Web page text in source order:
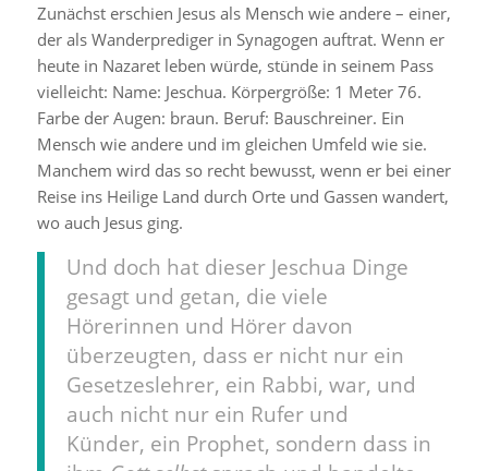
Zunächst erschien Jesus als Mensch wie andere – einer,
der als Wanderprediger in Synagogen auftrat. Wenn er
heute in Nazaret leben würde, stünde in seinem Pass
vielleicht: Name: Jeschua. Körpergröße: 1 Meter 76.
Farbe der Augen: braun. Beruf: Bauschreiner. Ein
Mensch wie andere und im gleichen Umfeld wie sie.
Manchem wird das so recht bewusst, wenn er bei einer
Reise ins Heilige Land durch Orte und Gassen wandert,
wo auch Jesus ging.
Und doch hat dieser Jeschua Dinge
gesagt und getan, die viele
Hörerinnen und Hörer davon
überzeugten, dass er nicht nur ein
Gesetzeslehrer, ein Rabbi, war, und
auch nicht nur ein Rufer und
Künder, ein Prophet, sondern dass in